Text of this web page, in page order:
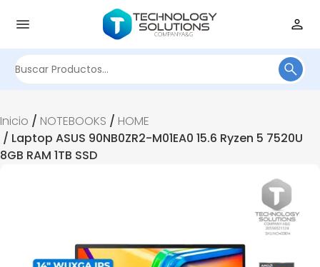
Inicio / NOTEBOOKS / HOME
/ Laptop ASUS 90NB0ZR2-M01EA0 15.6 Ryzen 5 7520U
8GB RAM 1TB SSD